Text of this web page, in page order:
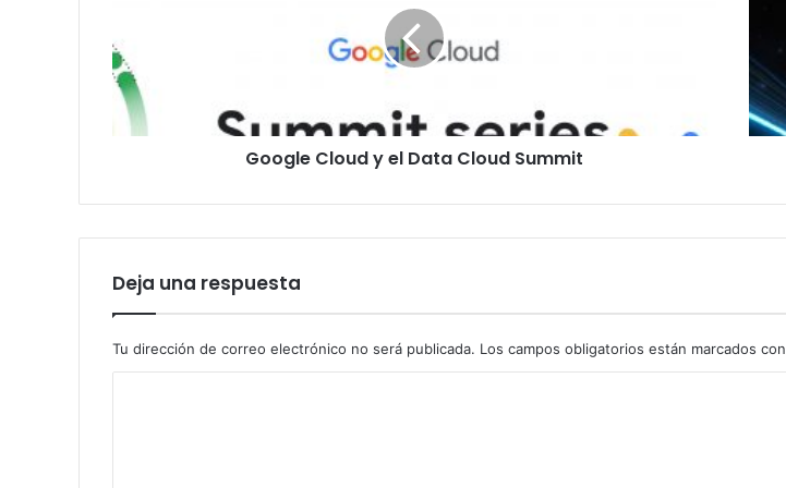
Data
Cloud
Summit
Google Cloud y el Data Cloud Summit
Deja una respuesta
Tu dirección de correo electrónico no será publicada. Los campos obligatorios están marcados con